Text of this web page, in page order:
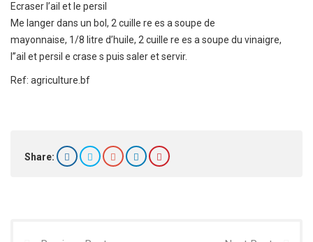
Ecraser l’ail et le persil
Me langer dans un bol, 2 cuille re es a soupe de
mayonnaise, 1/8 litre d’huile, 2 cuille re es a soupe du vinaigre,
l’’ail et persil e crase s puis saler et servir.
Ref: agriculture.bf
Share: